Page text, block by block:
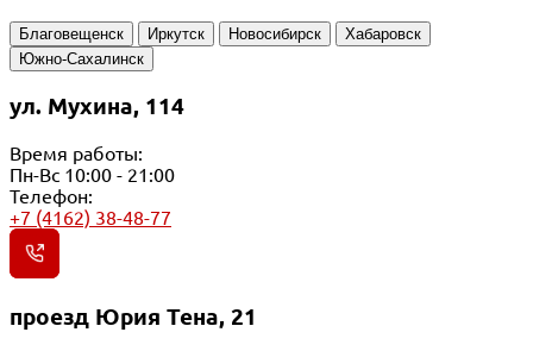
Благовещенск Иркутск Новосибирск
Хабаровск
Южно-Сахалинск
ул. Мухина, 114
Время работы:
Пн-Вс 10:00 - 21:00
Телефон:
+7 (4162) 38-48-77
проезд Юрия Тена, 21